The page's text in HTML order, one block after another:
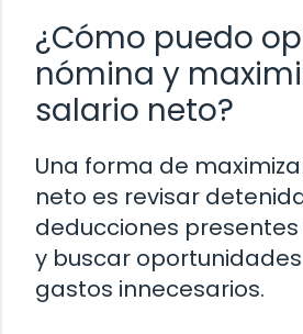
¿Cómo puedo
nómina y
salario neto?
Una forma de
neto es revisar
deducciones
y buscar
gastos innecesarios.